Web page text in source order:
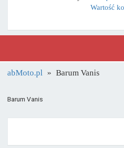
Wartość
abMoto.pl Barum Vanis
Barum Vanis